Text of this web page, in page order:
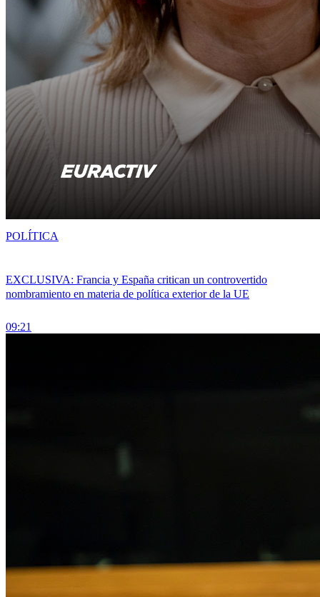
EXCLUSIVA: Francia y España critican un controvertido
nombramiento en materia de política exterior de la UE
09:21
POLÍTICA